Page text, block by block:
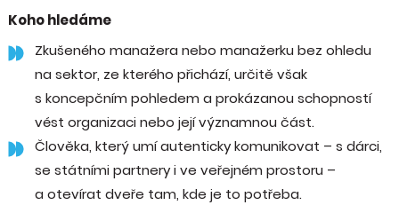
Koho hledáme
Zkušeného manažera nebo manažerku bez ohledu
na sektor, ze kterého přichází, určitě však
s koncepčním pohledem a prokázanou schopností
vést organizaci nebo její významnou část.
Člověka, který umí autenticky komunikovat –⁠⁠⁠⁠⁠⁠ s dárci,
se státními partnery i ve veřejném prostoru –⁠⁠⁠⁠⁠⁠
a otevírat dveře tam, kde je to potřeba.